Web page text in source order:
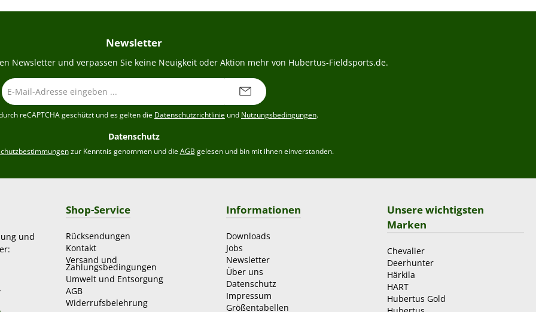
Newsletter
Newsletter und verpassen Sie keine Neuigkeit oder Aktion mehr von Hubertus-Fieldsports.de.
E-
Mail-
AdressereCAPTCHA geschützt und es gelten die Datenschutzrichtlinie und Nutzungsbedingungen.
Datenschutz
zur Kenntnis genommen und dieAGB gelesen und bin mit ihnen einverstanden.
und
Shop-Service
Rücksendungen
Kontakt
Versand und
Zahlungsbedingungen
Umwelt und Entsorgung
AGB
Widerrufsbelehrung
Informationen
Downloads
Jobs
Newsletter
Über uns
Datenschutz
Impressum
Größentabellen
Unsere wichtigsten
Marken
Chevalier
Deerhunter
Härkila
HART
Hubertus Gold